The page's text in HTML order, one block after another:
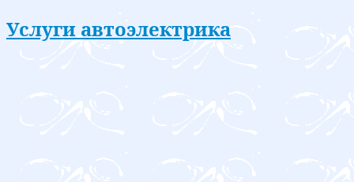
Услуги автоэлектрика